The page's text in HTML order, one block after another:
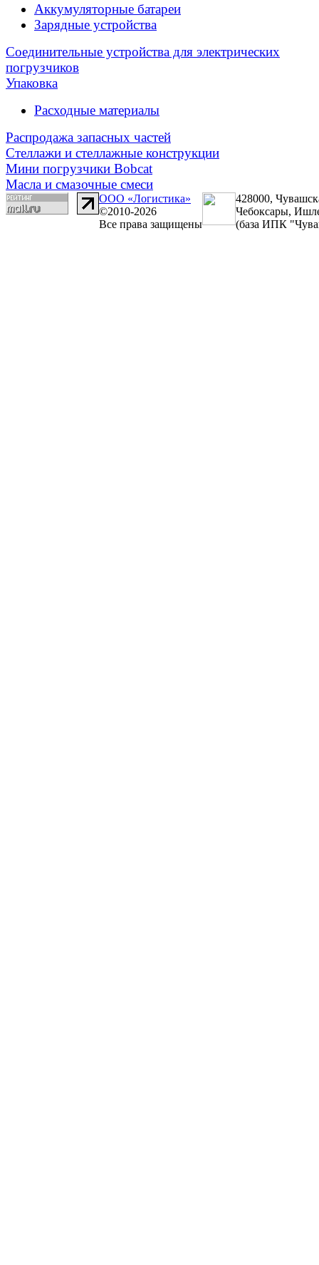
Аккумуляторные батареи
Зарядные устройства
Соединительные устройства для электрических
погрузчиков
Упаковка
Расходные материалы
Распродажа запасных частей
Стеллажи и стеллажные конструкции
Мини погрузчики Bobcat
Масла и смазочные смеси
ООО «Логистика»
©2010-2026
Все права защищены
428000,
Чебоксары,
(база ИПК